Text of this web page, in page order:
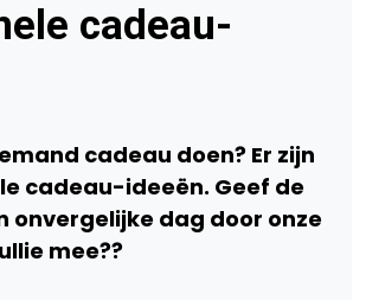
cadeau-
cadeau doen? Er zijn
cadeau-ideeën. Geef de
onvergelijke dag door onze
mee??